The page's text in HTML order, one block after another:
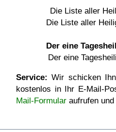
Die Liste aller
Die Liste aller
Der eine
Der eine
Service: Wir schicken
kostenlos in Ihr E-Mail-
Mail-Formular aufrufen